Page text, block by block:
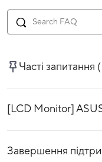
Часті
[LCD Monitor]
Завершення